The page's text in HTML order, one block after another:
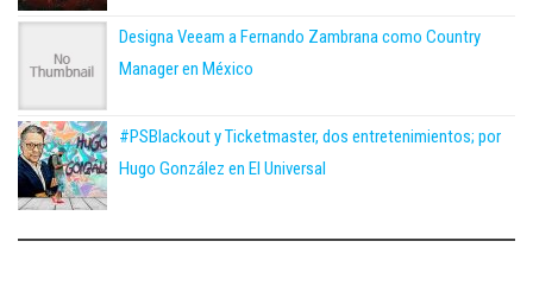
Designa Veeam a Fernando Zambrana como Country
Manager en México
#PSBlackout y Ticketmaster, dos entretenimientos; por
Hugo González en El Universal